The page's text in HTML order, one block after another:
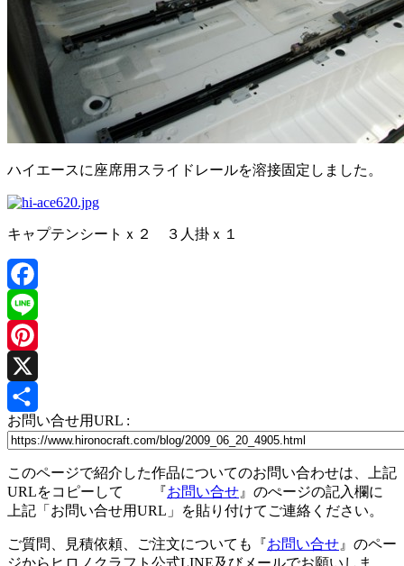
ハイエースに座席用スライドレールを溶接固定しました。
キャプテンシートｘ２ ３人掛ｘ１
Facebook
Line
Pinterest
X
共
お問い合せ用URL :
このページで紹介した作品についてのお問い合わせは、上記
URLをコピーして 『お問い合せ 』のぺージの記入欄に
上記「お問い合せ用URL」を貼り付けてご連絡ください。
ご質問、見積依頼、ご注文についても『お問い合せ 』のペー
ジからヒロノクラフト公式LINE及びメールでお願いしま